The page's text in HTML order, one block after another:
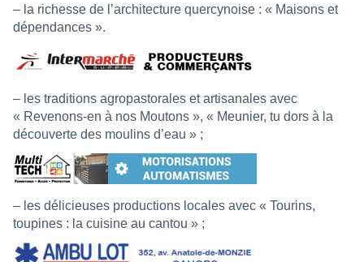
– la richesse de l’architecture quercynoise : « Maisons et
dépendances ».
– les traditions agropastorales et artisanales avec
« Revenons-en à nos Moutons », « Meunier, tu dors à la
découverte des moulins d’eau » ;
– les délicieuses productions locales avec « Tourins,
toupines : la cuisine au cantou » ;